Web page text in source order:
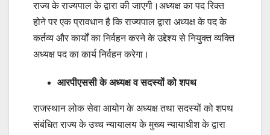
राज्य के राज्यपाल के द्वारा की जाएगी।अध्यक्ष का पद रिक्त
होने पर एक प्रावधान है कि राज्यपाल द्वारा अध्यक्ष के पद के
कर्तव्य और कार्यों का निर्वहन करने के उद्देश्य से नियुक्त व्यक्ति
अध्यक्ष पद का कार्य निर्वहन करेगा।
आरपीएससी के अध्यक्ष व सदस्यों को शपथ
राजस्थान लोक सेवा आयोग के अध्यक्ष तथा सदस्यों को शपथ
संबंधित राज्य के उच्च न्यायालय के मुख्य न्यायाधीश के द्वारा